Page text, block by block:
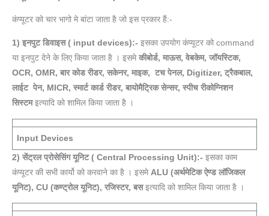
कंप्यूटर को चार भागो मे बांटा जाता है जो इस प्रकार हैं:-
1) इनपुट डिवाइस ( input devices):- इसका उपयोग कंप्यूटर को command
या इनपुट देने के लिए किया जाता है । इसमे कीबोर्ड, माऊस, वेबकेम, जॉयस्टिक,
OCR, OMR, बार कोड रीडर, सकेनर, माइक, टच पेनल, Digitizer, ट्रैकबाल,
लाईट पेन, MICR, स्मार्ट कार्ड रीडर, बायोमैट्रिक सेन्सर, स्पीच रीकोग्निशन
सिस्टम इत्यादि को शामिल किया जाता है ।
Input Devices
2) सेंट्रल प्रोसेसिंग यूनिट ( Central Processing Unit):- इसका काम
कंप्यूटर की सभी कार्यो को करवाने का है । इसमे ALU (अर्थमेटिक ऐण्ड लॉजिकल
यूनिट), CU (कण्ट्रोल यूनिट), रजिस्टर, बस इत्यादि को शामिल किया जाता है ।